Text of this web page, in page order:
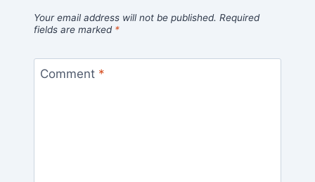
Your email address will not be published. Required
fields are marked *
Comment *